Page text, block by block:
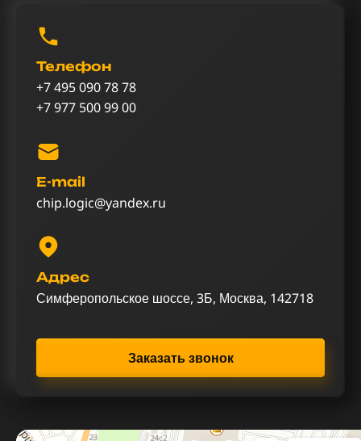
Телефон
+7 495 090 78 78
+7 977 500 99 00
E-mail
chip.logic@yandex.ru
Адрес
Симферопольское шоссе, 3Б, Москва, 142718
Заказать звонок